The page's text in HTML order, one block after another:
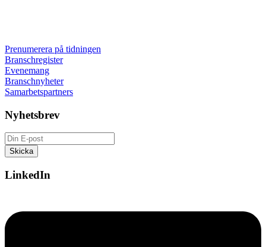
Prenumerera på tidningen
Branschregister
Evenemang
Branschnyheter
Samarbetspartners
Nyhetsbrev
LinkedIn